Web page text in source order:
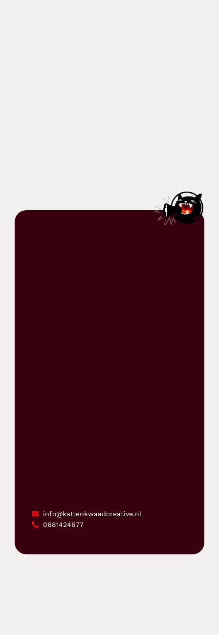
info@kattenkwaadcreative.nl
0681424677